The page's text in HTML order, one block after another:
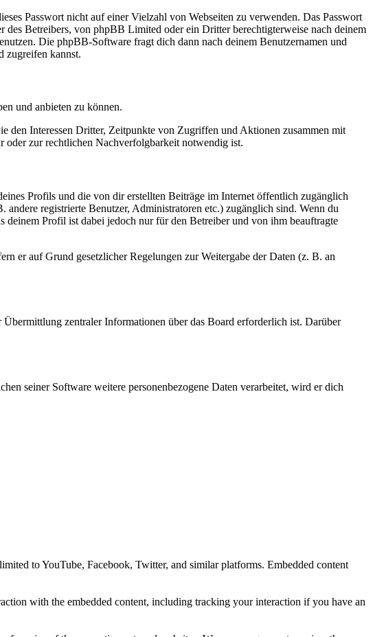
Passwort nicht auf einer Vielzahl von Webseiten zu verwenden. Das Passwort
Betreibers, von phpBB Limited oder ein Dritter berechtigterweise nach deinem
Die phpBB-Software fragt dich dann nach deinem Benutzernamen und
zugreifen kannst.
und anbieten zu können.
den Interessen Dritter, Zeitpunkte von Zugriffen und Aktionen zusammen mit
oder zur rechtlichen Nachverfolgbarkeit notwendig ist.
Profils und die von dir erstellten Beiträge im Internet öffentlich zugänglich
registrierte Benutzer, Administratoren etc.) zugänglich sind. Wenn du
deinem Profil ist dabei jedoch nur für den Betreiber und von ihm beauftragte
er auf Grund gesetzlicher Regelungen zur Weitergabe der Daten (z. B. an
zentraler Informationen über das Board erforderlich ist. Darüber
seiner Software weitere personenbezogene Daten verarbeitet, wird er dich
to YouTube, Facebook, Twitter, and similar platforms. Embedded content
with the embedded content, including tracking your interaction if you have an